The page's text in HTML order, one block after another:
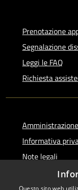
Prenotazione
Segnalazione
Leggi le FAQ
Richiesta
Informativa
Note legali
Dichiarazione
Questo sito web